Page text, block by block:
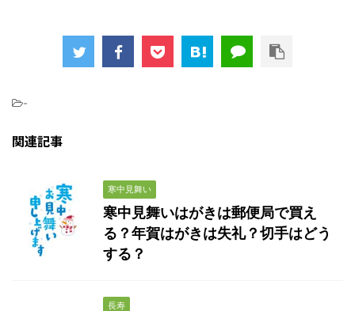
-
関連記事
寒中見舞い
寒中見舞いはがきは郵便局で買え
る？年賀はがきは失礼？切手はどう
する？
長寿